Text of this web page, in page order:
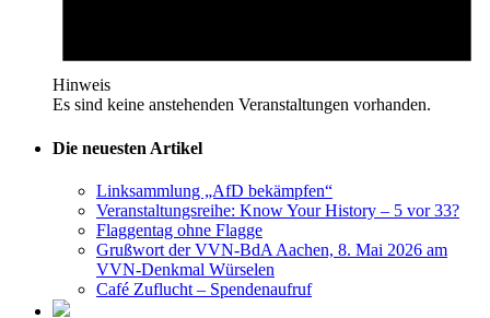
Hinweis
Es sind keine anstehenden Veranstaltungen vorhanden.
Die neuesten Artikel
Linksammlung „AfD bekämpfen“
Veranstaltungsreihe: Know Your History – 5 vor 33?
Flaggentag ohne Flagge
Grußwort der VVN-BdA Aachen, 8. Mai 2026 am
VVN-Denkmal Würselen
Café Zuflucht – Spendenaufruf